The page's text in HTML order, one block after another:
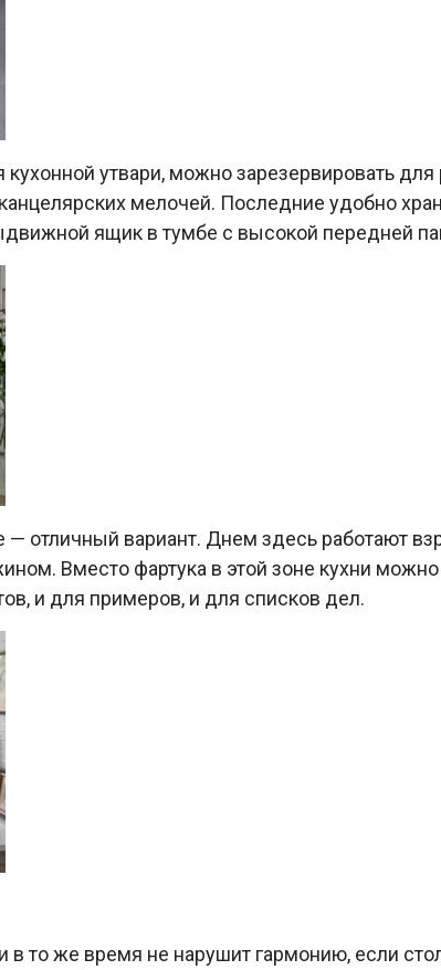
кухонной утвари, можно зарезервировать
мелочей. Последние удобно
ящик в тумбе с высокой передней
— отличный вариант. Днем здесь работают
Вместо фартука в этой зоне кухни
и для примеров, и для списков дел.
в то же время не нарушит гармонию, если